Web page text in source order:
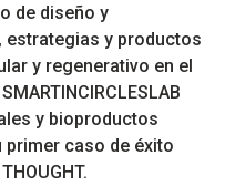
de diseño y
estrategias y productos
y regenerativo en el
y bioproductos
caso de éxito